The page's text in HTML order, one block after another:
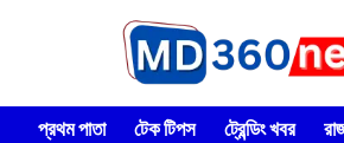
প্রথম পাতা টেক টিপস ট্রেন্ডিং খবর